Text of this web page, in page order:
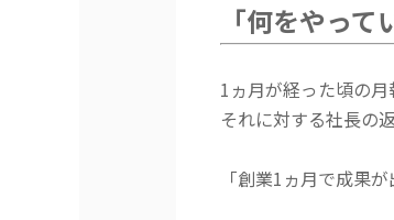
「何をやっ
1 ヵ月が経った頃の
それに対する社長の
「創業1 ヵ月で成果が